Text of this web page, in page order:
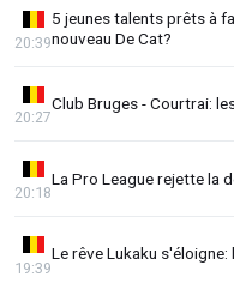
5 jeunes talents prêts à
nouveau De Cat?
20:39
Club Bruges - Courtrai:
20:27
La Pro League rejette la
20:18
Le rêve Lukaku
19:39